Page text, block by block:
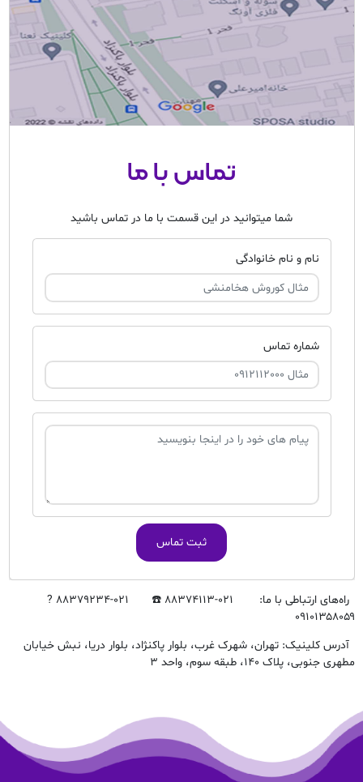
تماس با ما
شما میتوانید در این قسمت با ما در تماس باشید
نام و نام خانوادگی
شماره تماس
ثبت تماس
راه‌های ارتباطی با ما: ۰۲۱-۸۸۳۷۴۱۱۳ ☎️ ۰۲۱-۸۸۳۷۹۲۳۴ ?
۰۹۱۰۱۳۵۸۰۵۹
آدرس کلینیک: تهران، شهرک غرب، بلوار پاکنژاد، بلوار دریا، نبش خیابان
مطهری جنوبی، پلاک ۱۴۰، طبقه سوم، واحد ۳